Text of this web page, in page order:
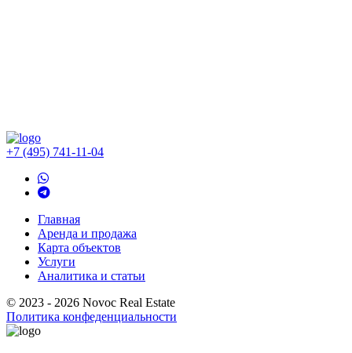
+7 (495) 741-11-04
Главная
Аренда и продажа
Карта объектов
Услуги
Аналитика и статьи
© 2023 - 2026 Novoc Real Estate
Политика конфеденциальности